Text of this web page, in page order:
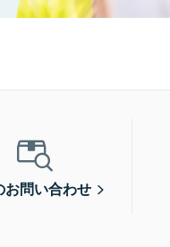
お問い合わせ